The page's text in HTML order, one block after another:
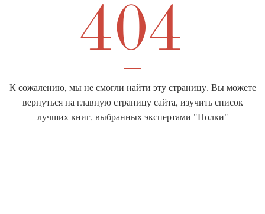
404
К сожалению, мы не смогли найти эту страницу. Вы можете
вернуться на главнуюстраницу сайта, изучитьсписок
лучших книг, выбранныхэкспертами "Полки"